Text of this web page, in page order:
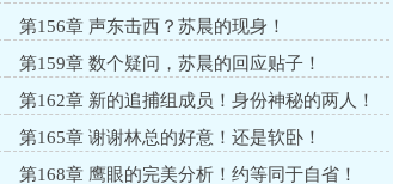
第156章 声东击西？苏晨的现身！
第159章 数个疑问，苏晨的回应贴子！
第162章 新的追捕组成员！身份神秘的两人！
第165章 谢谢林总的好意！还是软卧！
第168章 鹰眼的完美分析！约等同于自省！